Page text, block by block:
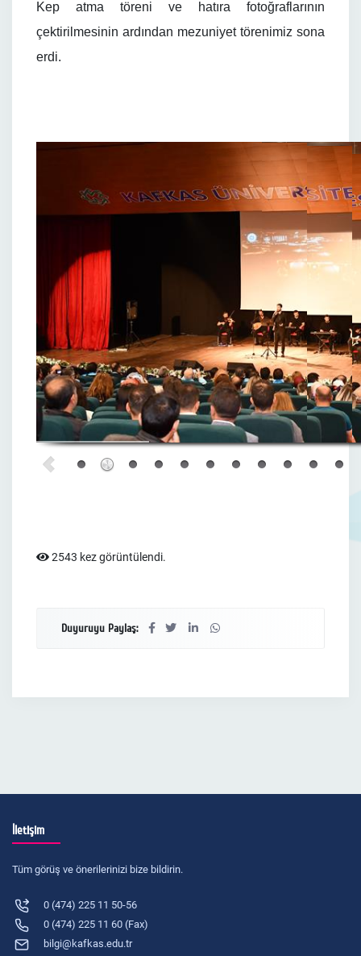
Kep atma töreni ve hatıra fotoğraflarının
çektirilmesinin ardından mezuniyet törenimiz sona
erdi.
2543 kez görüntülendi.
Duyuruyu Paylaş:
İletişim
Tüm görüş ve önerilerinizi bize bildirin.
0 (474) 225 11 50-56
0 (474) 225 11 60 (Fax)
bilgi@kafkas.edu.tr